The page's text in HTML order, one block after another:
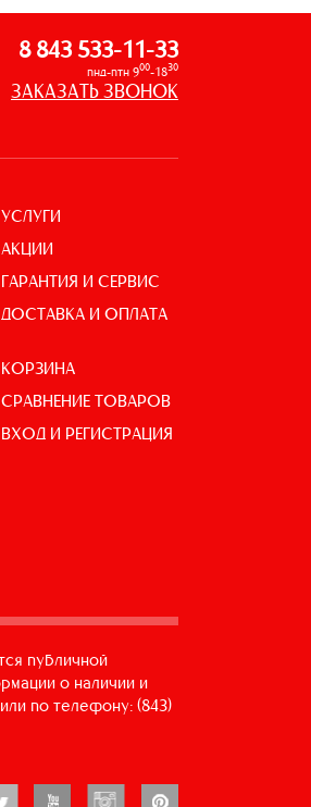
8 843 533-11-33
пнд-птн 900-1830
ЗАКАЗАТЬ ЗВОНОК
УСЛУГИ
АКЦИИ
ГАРАНТИЯ И СЕРВИС
ДОСТАВКА И ОПЛАТА
КОРЗИНА
СРАВНЕНИЕ ТОВАРОВ
ВХОД И РЕГИСТРАЦИЯ
публичной
о наличии и
по телефону: (843)